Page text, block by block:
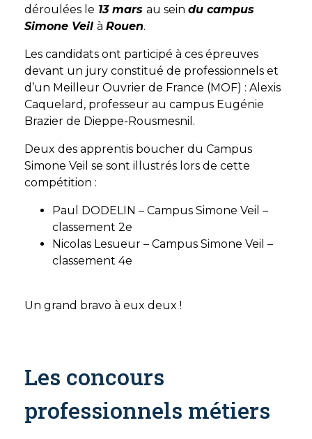
déroulées le 13 mars au sein du campus
Simone Veil à Rouen.
Les candidats ont participé à ces épreuves
devant un jury constitué de professionnels et
d’un Meilleur Ouvrier de France (MOF) : Alexis
Caquelard, professeur au campus Eugénie
Brazier de Dieppe-Rousmesnil.
Deux des apprentis boucher du Campus
Simone Veil se sont illustrés lors de cette
compétition :
Paul DODELIN – Campus Simone Veil –
classement 2e
Nicolas Lesueur – Campus Simone Veil –
classement 4e
Un grand bravo à eux deux !
Les concours
professionnels métiers